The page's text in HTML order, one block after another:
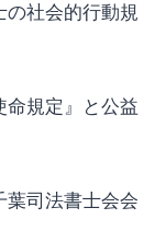
会的行動規
公益
書士会会